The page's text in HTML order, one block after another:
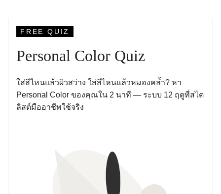
FREE QUIZ
Personal Color Quiz
ใส่สีไหนแล้วผิวสว่าง ใส่สีไหนแล้วหมองคล้ำ? หา
Personal Color ของคุณใน 2 นาที — ระบบ 12 ฤดูที่สไต
ลิสต์มืออาชีพใช้จริง